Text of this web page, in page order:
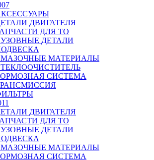
ДВИГАТЕЛЯ
ДЛЯ ТО
ДЕТАЛИ
МАТЕРИАЛЫ
СИСТЕМА
ДВИГАТЕЛЯ
ДЛЯ ТО
ДЕТАЛИ
МАТЕРИАЛЫ
СИСТЕМА